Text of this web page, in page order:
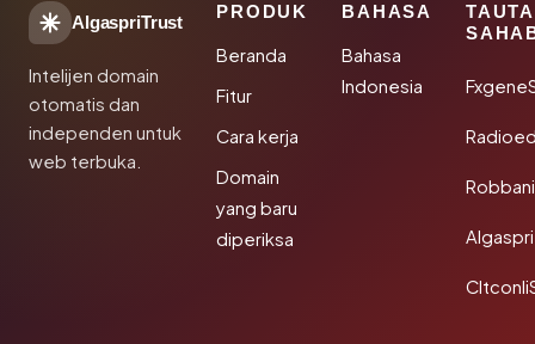
AlgaspriTrust
Intelijen domain
otomatis dan
independen untuk
web terbuka.
PRODUK
Beranda
Fitur
Cara kerja
Domain
yang baru
diperiksa
BAHASA
Bahasa
Indonesia